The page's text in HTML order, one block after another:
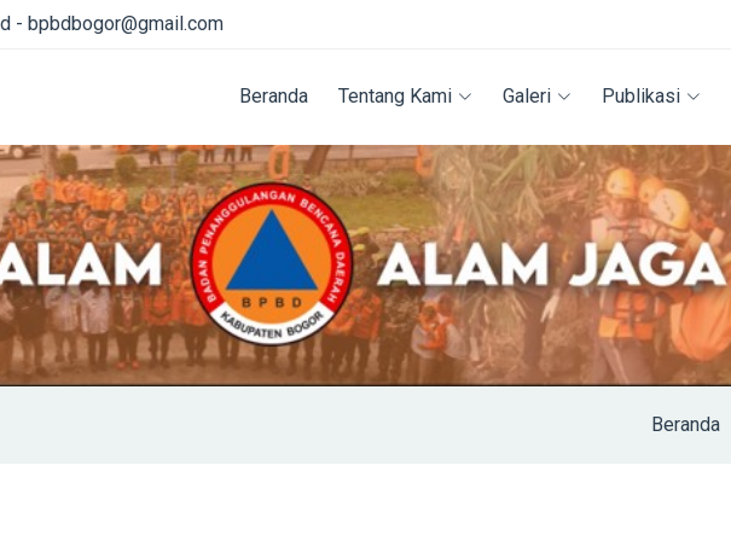
- bpbdbogor@gmail.com
Beranda Tentang Kami Galeri Publikasi
Beranda